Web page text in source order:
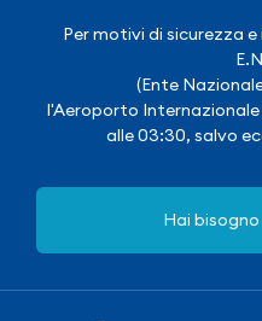
Per motivi di sicurezza
(Ente
l'Aeroporto Internazionale
alle 03:30, salvo
Hai